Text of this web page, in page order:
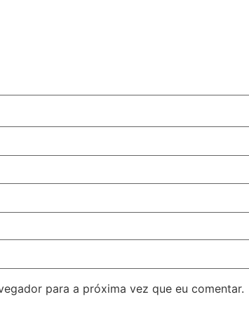
para a próxima vez que eu comentar.